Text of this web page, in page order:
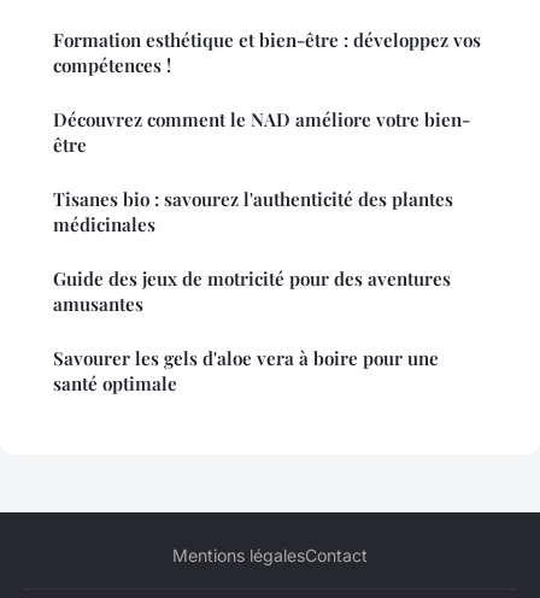
Formation esthétique et bien-être : développez vos
compétences !
Découvrez comment le NAD améliore votre bien-
être
Tisanes bio : savourez l'authenticité des plantes
médicinales
Guide des jeux de motricité pour des aventures
amusantes
Savourer les gels d'aloe vera à boire pour une
santé optimale
Mentions légalesContact